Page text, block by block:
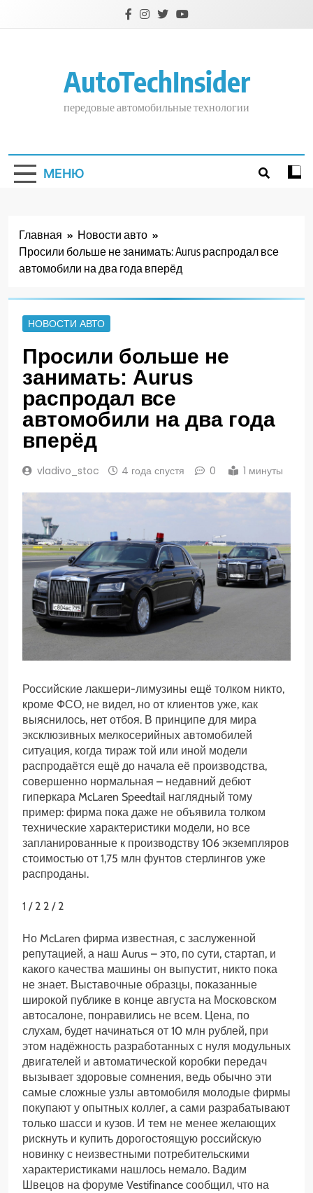
AutoTechInsider
передовые автомобильные технологии
МЕНЮ
Главная
Новости авто
Просили больше не занимать: Aurus распродал все
автомобили на два года вперёд
НОВОСТИ АВТО
Просили больше не
занимать: Aurus
распродал все
автомобили на два года
вперёд
vladivo_stoc 4 года спустя 0 1 минуты
Российские лакшери-лимузины ещё толком никто,
кроме ФСО, не видел, но от клиентов уже, как
выяснилось, нет отбоя. В принципе для мира
эксклюзивных мелкосерийных автомобилей
ситуация, когда тираж той или иной модели
распродаётся ещё до начала её производства,
совершенно нормальная – недавний дебют
гиперкара McLaren Speedtail наглядный тому
пример: фирма пока даже не объявила толком
технические характеристики модели, но все
запланированные к производству 106 экземпляров
стоимостью от 1,75 млн фунтов стерлингов уже
распроданы.
1 / 2 2 / 2
Но McLaren фирма известная, с заслуженной
репутацией, а наш Aurus – это, по сути, стартап, и
какого качества машины он выпустит, никто пока
не знает. Выставочные образцы, показанные
широкой публике в конце августа на Московском
автосалоне, понравились не всем. Цена, по
слухам, будет начинаться от 10 млн рублей, при
этом надёжность разработанных с нуля модульных
двигателей и автоматической коробки передач
вызывает здоровые сомнения, ведь обычно эти
самые сложные узлы автомобиля молодые фирмы
покупают у опытных коллег, а сами разрабатывают
только шасси и кузов. И тем не менее желающих
рискнуть и купить дорогостоящую российскую
новинку с неизвестными потребительскими
характеристиками нашлось немало. Вадим
Швецов на форуме Vestifinance сообщил, что на